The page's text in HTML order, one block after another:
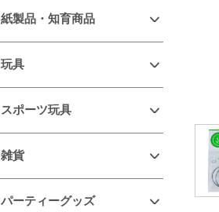
紙製品・知育商品
玩具
スポーツ玩具
雑貨
パーティーグッズ